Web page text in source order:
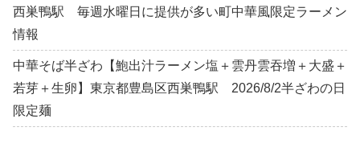
西巣鴨駅 毎週水曜日に提供が多い町中華風限定ラーメン
情報
中華そば半ざわ【鮑出汁ラーメン塩＋雲丹雲吞増＋大盛＋
若芽＋生卵】東京都豊島区西巣鴨駅 2026/8/2半ざわの日
限定麺